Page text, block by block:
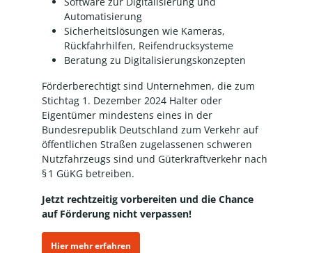
Automatisierung
Sicherheitslösungen wie Kameras,
Rückfahrhilfen, Reifendrucksysteme
Beratung zu Digitalisierungskonzepten
Förderberechtigt sind Unternehmen, die zum
Stichtag 1. Dezember 2024 Halter oder
Eigentümer mindestens eines in der
Bundesrepublik Deutschland zum Verkehr auf
öffentlichen Straßen zugelassenen schweren
Nutzfahrzeugs sind und Güterkraftverkehr nach
§ 1 GüKG betreiben.
Jetzt rechtzeitig vorbereiten und die Chance
auf Förderung nicht verpassen!
Hier mehr erfahren